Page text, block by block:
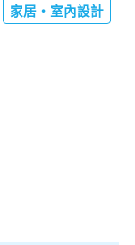
家居・室內設計